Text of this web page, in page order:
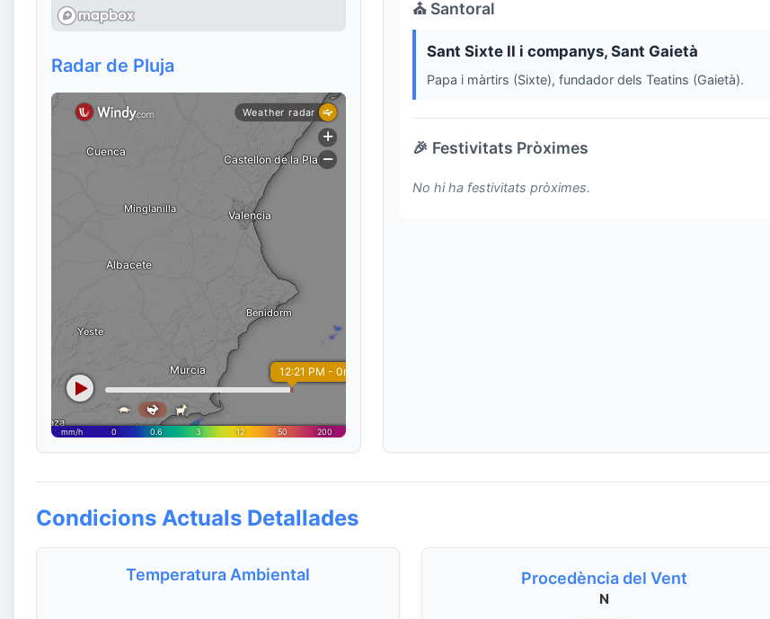
Radar de Pluja
⛪ Santoral
Sant Sixte II i companys, Sant Gaietà
Papa i màrtirs (Sixte), fundador dels Teatins (Gaietà).
🎉 Festivitats Pròximes
No hi ha festivitats pròximes.
Condicions Actuals Detallades
Temperatura Ambiental Procedència del Vent
N